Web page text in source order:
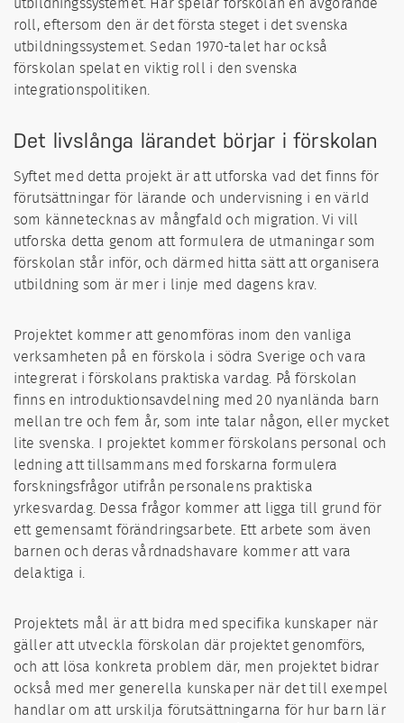
utbildningssystemet. Här spelar förskolan en avgörande
roll, eftersom den är det första steget i det svenska
utbildningssystemet. Sedan 1970-talet har också
förskolan spelat en viktig roll i den svenska
integrationspolitiken.
Det livslånga lärandet börjar i förskolan
Syftet med detta projekt är att utforska vad det finns för
förutsättningar för lärande och undervisning i en värld
som kännetecknas av mångfald och migration. Vi vill
utforska detta genom att formulera de utmaningar som
förskolan står inför, och därmed hitta sätt att organisera
utbildning som är mer i linje med dagens krav.
Projektet kommer att genomföras inom den vanliga
verksamheten på en förskola i södra Sverige och vara
integrerat i förskolans praktiska vardag. På förskolan
finns en introduktionsavdelning med 20 nyanlända barn
mellan tre och fem år, som inte talar någon, eller mycket
lite svenska. I projektet kommer förskolans personal och
ledning att tillsammans med forskarna formulera
forskningsfrågor utifrån personalens praktiska
yrkesvardag. Dessa frågor kommer att ligga till grund för
ett gemensamt förändringsarbete. Ett arbete som även
barnen och deras vårdnadshavare kommer att vara
delaktiga i.
Projektets mål är att bidra med specifika kunskaper när
gäller att utveckla förskolan där projektet genomförs,
och att lösa konkreta problem där, men projektet bidrar
också med mer generella kunskaper när det till exempel
handlar om att urskilja förutsättningarna för hur barn lär